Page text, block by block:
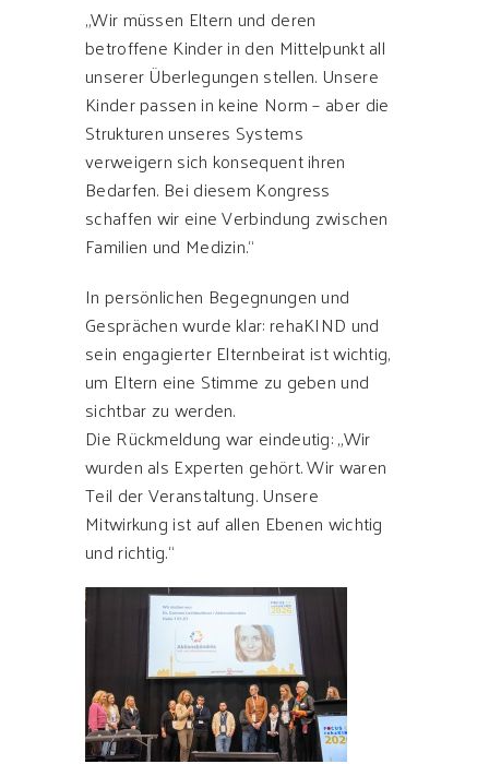
„Wir müssen Eltern und deren
betroffene Kinder in den Mittelpunkt all
unserer Überlegungen stellen. Unsere
Kinder passen in keine Norm – aber die
Strukturen unseres Systems
verweigern sich konsequent ihren
Bedarfen. Bei diesem Kongress
schaffen wir eine Verbindung zwischen
Familien und Medizin.“
In persönlichen Begegnungen und
Gesprächen wurde klar: rehaKIND und
sein engagierter Elternbeirat ist wichtig,
um Eltern eine Stimme zu geben und
sichtbar zu werden.
Die Rückmeldung war eindeutig: „Wir
wurden als Experten gehört. Wir waren
Teil der Veranstaltung. Unsere
Mitwirkung ist auf allen Ebenen wichtig
und richtig.“